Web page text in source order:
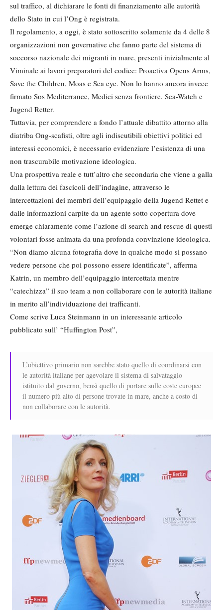
sul traffico, al dichiarare le fonti di finanziamento alle autorità
dello Stato in cui l’Ong è registrata.
Il regolamento, a oggi, è stato sottoscritto solamente da 4 delle 8
organizzazioni non governative che fanno parte del sistema di
soccorso nazionale dei migranti in mare, presenti inizialmente al
Viminale ai lavori preparatori del codice: Proactiva Opens Arms,
Save the Children, Moas e Sea eye. Non lo hanno ancora invece
firmato Sos Mediterranee, Medici senza frontiere, Sea-Watch e
Jugend Retter.
Tuttavia, per comprendere a fondo l’attuale dibattito attorno alla
diatriba Ong-scafisti, oltre agli indiscutibili obiettivi politici ed
interessi economici, è necessario evidenziare l’esistenza di una
non trascurabile motivazione ideologica.
Una prospettiva reale e tutt’altro che secondaria che viene a galla
dalla lettura dei fascicoli dell’indagine, attraverso le
intercettazioni dei membri dell’equipaggio della Jugend Rettet e
dalle informazioni carpite da un agente sotto copertura dove
emerge chiaramente come l’azione di search and rescue di questi
volontari fosse animata da una profonda convinzione ideologica.
“Non diamo alcuna fotografia dove in qualche modo si possano
vedere persone che poi possono essere identificate”, afferma
Katrin, un membro dell’equipaggio intercettata mentre
“catechizza” il suo team a non collaborare con le autorità italiane
in merito all’individuazione dei trafficanti.
Come scrive Luca Steinmann in un interessante articolo
pubblicato sull’ “Huffington Post”,
L’obiettivo primario non sarebbe stato quello di coordinarsi con
le autorità italiane per agevolare il sistema di salvataggio
istituito dal governo, bensì quello di portare sulle coste europee
il numero più alto di persone trovate in mare, anche a costo di
non collaborare con le autorità.